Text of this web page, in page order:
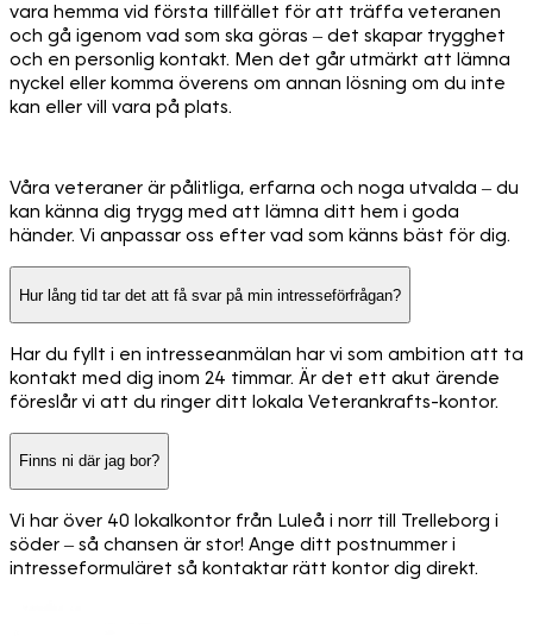
vara hemma vid första tillfället för att träffa veteranen
och gå igenom vad som ska göras – det skapar trygghet
och en personlig kontakt. Men det går utmärkt att lämna
nyckel eller komma överens om annan lösning om du inte
kan eller vill vara på plats.
Våra veteraner är pålitliga, erfarna och noga utvalda – du
kan känna dig trygg med att lämna ditt hem i goda
händer. Vi anpassar oss efter vad som känns bäst för dig.
Hur lång tid tar det att få svar på min intresseförfrågan?
Har du fyllt i en intresseanmälan har vi som ambition att ta
kontakt med dig inom 24 timmar. Är det ett akut ärende
föreslår vi att du ringer ditt lokala Veterankrafts-kontor.
Finns ni där jag bor?
Vi har över 40 lokalkontor från Luleå i norr till Trelleborg i
söder – så chansen är stor! Ange ditt postnummer i
intresseformuläret så kontaktar rätt kontor dig direkt.